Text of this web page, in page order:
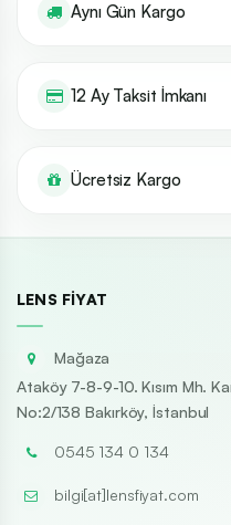
Aynı Gün Kargo
12 Ay Taksit İmkanı
Ücretsiz Kargo
LENS FIYAT
Mağaza
Ataköy 7-8-9-10. Kısım Mh.
No:2/138 Bakırköy, İstanbul
0545 134 0 134
bilgi[at]lensfiyat.com